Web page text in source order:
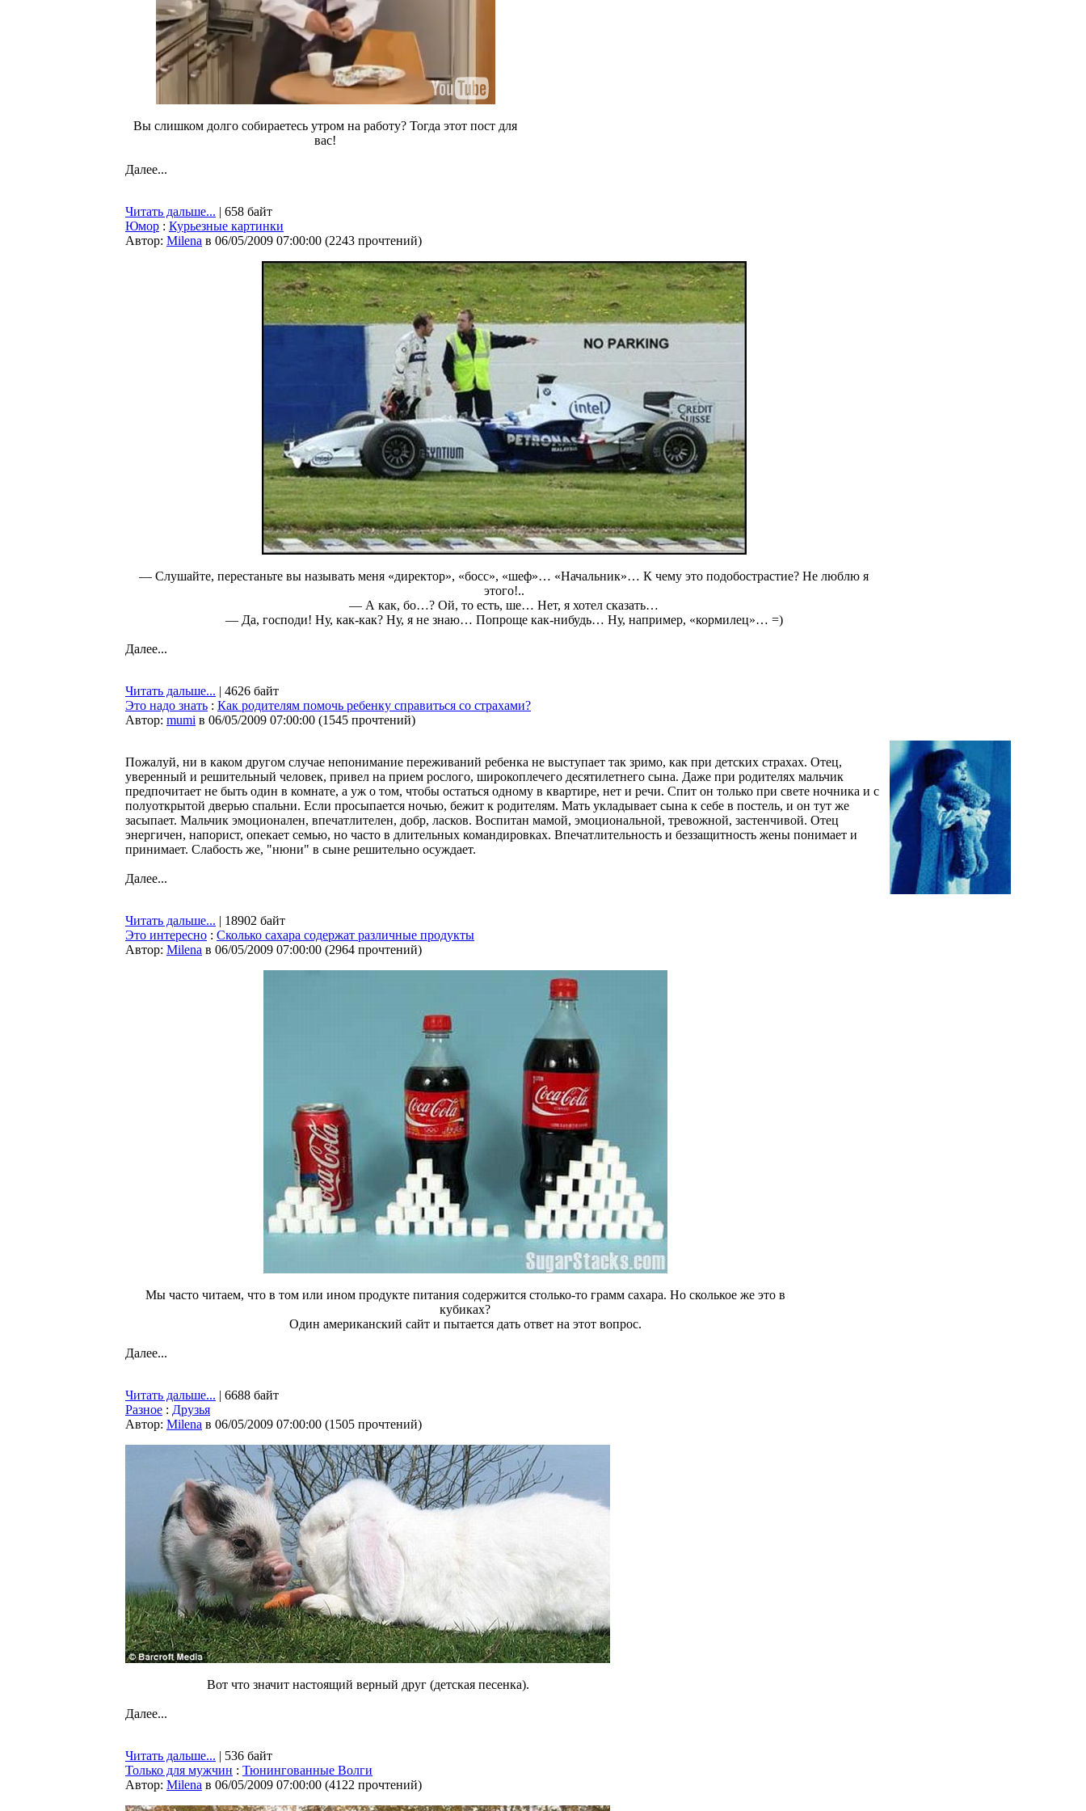
Вы слишком долго собираетесь утром на работу? Тогда этот пост для
вас!
Далее...
Читать дальше... | 658 байт
Юмор : Курьезные картинки
Автор: Milena в 06/05/2009 07:00:00 (2243 прочтений)
— Слушайте, перестаньте вы называть меня «директор», «босс», «шеф»… «Начальник»… К чему это подобострастие? Не люблю я
этого!..
— А как, бо…? Ой, то есть, ше… Нет, я хотел сказать…
— Да, господи! Ну, как-как? Ну, я не знаю… Попроще как-нибудь… Ну, например, «кормилец»… =)
Далее...
Читать дальше... | 4626 байт
Это надо знать : Как родителям помочь ребенку справиться со страхами?
Автор: mumi в 06/05/2009 07:00:00 (1545 прочтений)
Пожалуй, ни в каком другом случае непонимание переживаний ребенка не выступает так зримо, как при детских страхах. Отец,
уверенный и решительный человек, привел на прием рослого, широкоплечего десятилетнего сына. Даже при родителях мальчик
предпочитает не быть один в комнате, а уж о том, чтобы остаться одному в квартире, нет и речи. Спит он только при свете ночника и с
полуоткрытой дверью спальни. Если просыпается ночью, бежит к родителям. Мать укладывает сына к себе в постель, и он тут же
засыпает. Мальчик эмоционален, впечатлителен, добр, ласков. Воспитан мамой, эмоциональной, тревожной, застенчивой. Отец
энергичен, напорист, опекает семью, но часто в длительных командировках. Впечатлительность и беззащитность жены понимает и
принимает. Слабость же, "нюни" в сыне решительно осуждает.
Далее...
Читать дальше... | 18902 байт
Это интересно : Сколько сахара содержат различные продукты
Автор: Milena в 06/05/2009 07:00:00 (2964 прочтений)
Мы часто читаем, что в том или ином продукте питания содержится столько-то грамм сахара. Но сколькое же это в
кубиках?
Один американский сайт и пытается дать ответ на этот вопрос.
Далее...
Читать дальше... | 6688 байт
Разное : Друзья
Автор: Milena в 06/05/2009 07:00:00 (1505 прочтений)
Вот что значит настоящий верный друг (детская песенка).
Далее...
Читать дальше... | 536 байт
Только для мужчин : Тюнингованные Волги
Автор: Milena в 06/05/2009 07:00:00 (4122 прочтений)